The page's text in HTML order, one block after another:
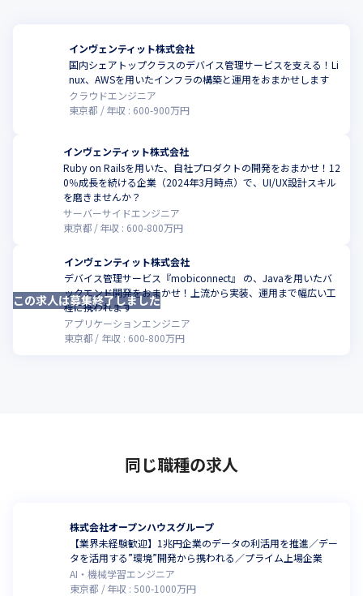
インヴェンティット株式会社
国内シェアトップクラスのデバイス管理サービスを支える！Li
nux、AWSを用いたインフラの構築と運用をおまかせします
クラウドエンジニア
東京都
年収 : 600-900万円
インヴェンティット株式会社
Ruby on Railsを用いた、自社プロダクトの開発をおまかせ！12
0％成長を続ける企業（2024年3月時点）で、UI/UX設計スキル
を磨きませんか？
サーバーサイドエンジニア
東京都
年収 : 600-800万円
インヴェンティット株式会社
デバイス管理サービス『mobiconnect』 の、Javaを用いたバ
ックエンド開発をおまかせ！上流から実装、運用まで幅広い工
程に携われます
アプリケーションエンジニア
東京都
年収 : 600-800万円
この求人は募集終了しました
同じ職種の求人
株式会社オープンハウスグループ
【業界未経験歓迎】1兆円企業のデータの利活用を推進／デー
タを活用する”環境”開発から携われる／プライム上場企業
AI・機械学習エンジニア
東京都
年収 : 500-1000万円